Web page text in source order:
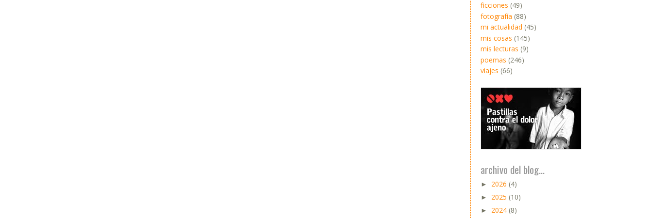
ficciones (49)
fotografía (88)
mi actualidad (45)
mis cosas (145)
mis lecturas (9)
poemas (246)
viajes (66)
archivo del blog...
► 2026 (4)
► 2025 (10)
► 2024 (8)